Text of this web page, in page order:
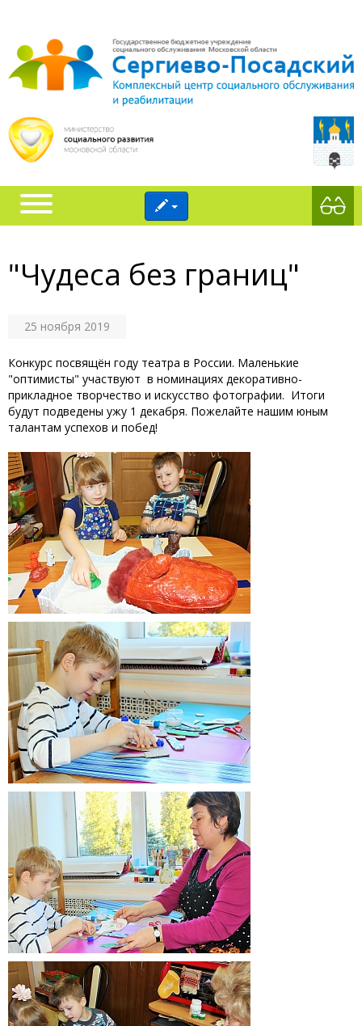
"Чудеса без границ"
25 ноября 2019
Конкурс посвящён году театра в России. Маленькие
"оптимисты" участвуют в номинациях декоративно-
прикладное творчество и искусство фотографии. Итоги
будут подведены ужу 1 декабря. Пожелайте нашим юным
талантам успехов и побед!